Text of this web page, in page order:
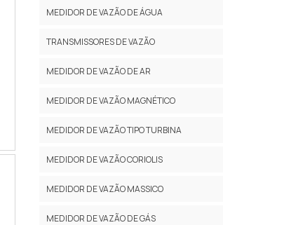
MEDIDOR DE VAZÃO DE ÁGUA
TRANSMISSORES DE VAZÃO
MEDIDOR DE VAZÃO DE AR
MEDIDOR DE VAZÃO MAGNÉTICO
MEDIDOR DE VAZÃO TIPO TURBINA
MEDIDOR DE VAZÃO CORIOLIS
MEDIDOR DE VAZÃO MASSICO
MEDIDOR DE VAZÃO DE GÁS